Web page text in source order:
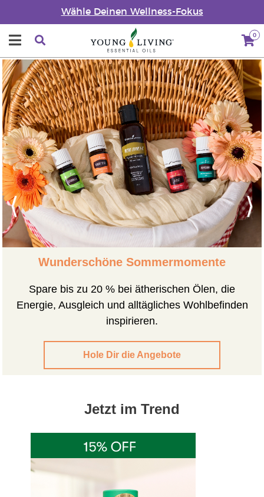
Wähle Deinen Wellness-Fokus
0
Wunderschöne Sommermomente
Spare bis zu 20 % bei ätherischen Ölen, die
Energie, Ausgleich und alltägliches Wohlbefinden
inspirieren.
Hole Dir die Angebote
Previous
Jetzt im Trend